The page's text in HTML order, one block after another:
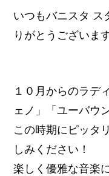
いつもバニスタ ス
りがとうございます
１０月からのラデ
ェノ」「ユーバウ
この時期にピッタ
しみください！
楽しく優雅な音楽